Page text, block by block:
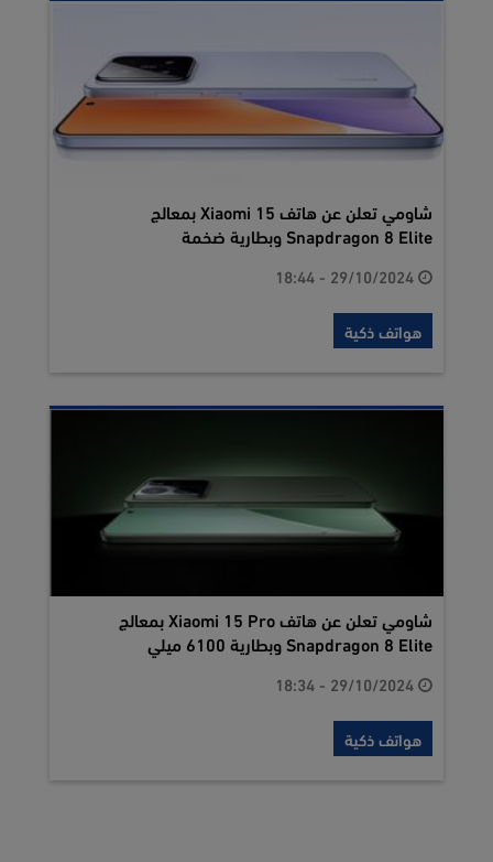
شاومي تعلن عن هاتف Xiaomi 15 بمعالج
Snapdragon 8 Elite وبطارية ضخمة
هواتف ذكية
شاومي تعلن عن هاتف Xiaomi 15 Pro بمعالج
Snapdragon 8 Elite وبطارية 6100 ميلي
هواتف ذكية